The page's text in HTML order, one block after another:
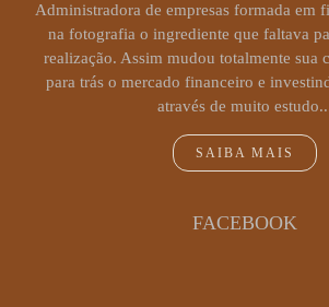
Administradora de empresas formada em
na fotografia o ingrediente que faltava
realização. Assim mudou totalmente sua
para trás o mercado financeiro e
através de muito
SAIBA MAIS
FACEBOOK